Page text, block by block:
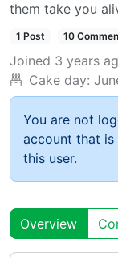
them take you
1 Post 10
Joined 3 years
Cake day:
You are not
account that
this user.
Overview